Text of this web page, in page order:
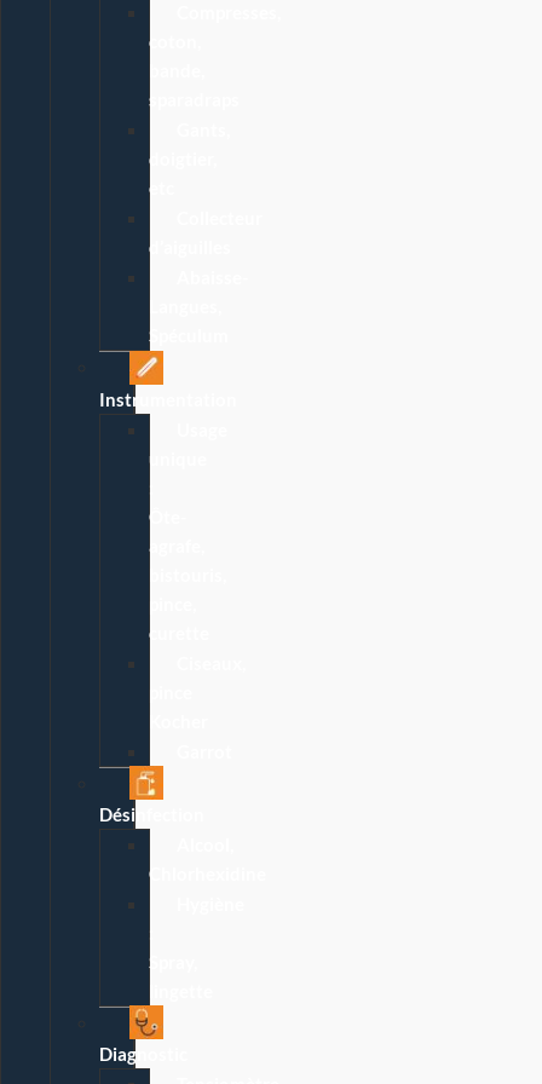
coton,
sparadraps
doigtier,
etc
d’aiguilles
Spéculum
Instrumentation
unique
Ôte-
agrafe,
curette
Désinfection
Chlorhexidine
Spray,
Diagnostic